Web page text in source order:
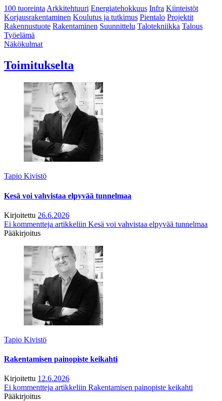
100 tuoreintaArkkitehtuuri Energiatehokkuus Infra Kiinteistöt
Korjausrakentaminen Koulutus ja tutkimus Pientalo Projektit
Rakennustuote Rakentaminen Suunnittelu Talotekniikka Talous
Työelämä
Näkökulmat
Toimitukselta
Tapio Kivistö
Kesä voi vahvistaa elpyvää tunnelmaa
Kirjoitettu 26.6.2026
Ei kommentteja artikkeliin Kesä voi vahvistaa elpyvää tunnelmaa
Pääkirjoitus
Tapio Kivistö
Rakentamisen painopiste keikahti
Kirjoitettu 12.6.2026
Ei kommentteja artikkeliin Rakentamisen painopiste keikahti
Pääkirjoitus